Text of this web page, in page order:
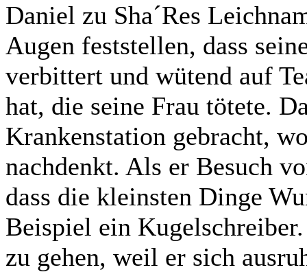
Daniel zu Sha´Res
Augen feststellen, dass
verbittert und wütend auf
hat, die seine Frau tötete.
Krankenstation gebracht,
nachdenkt. Als er Besuch
dass die kleinsten Dinge
Beispiel ein
zu gehen, weil er sich